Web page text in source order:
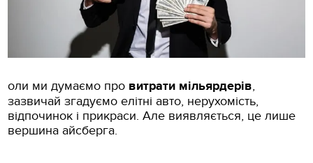
оли ми думаємо про витрати мільярдерів,
зазвичай згадуємо елітні авто, нерухомість,
відпочинок і прикраси. Але виявляється, це лише
вершина айсберга.